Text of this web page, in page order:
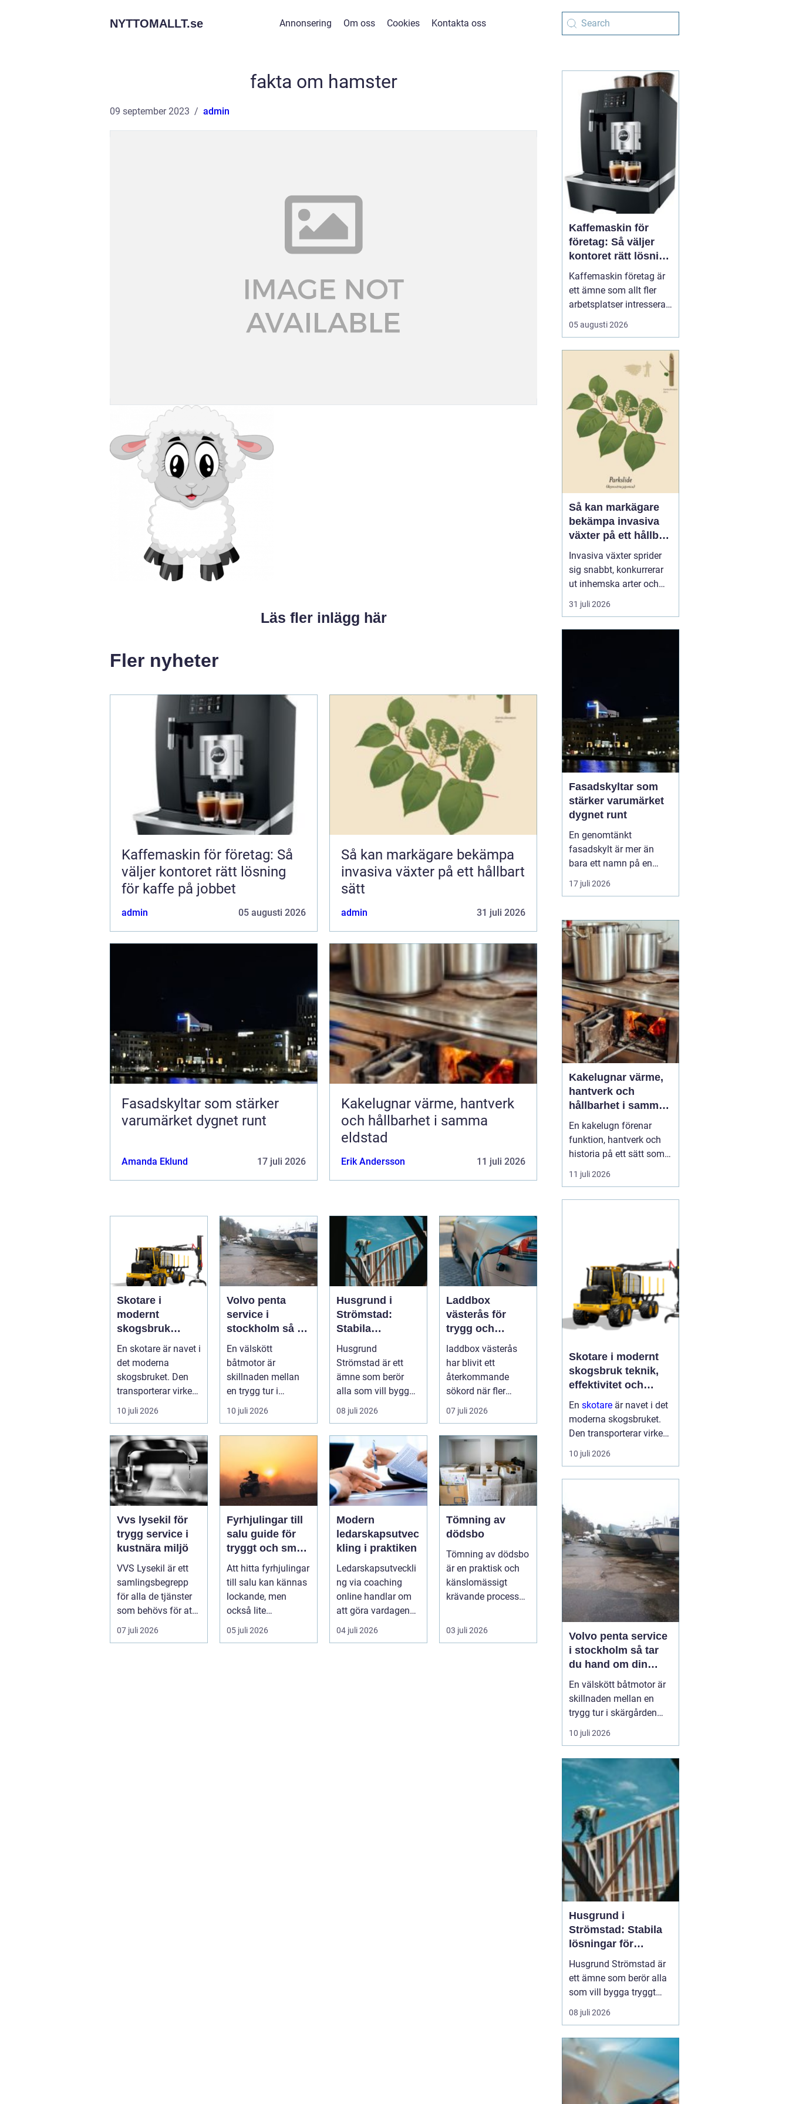
NYTTOMALLT.se Annonsering Om oss Cookies Kontakta oss
fakta om hamster
09 september 2023 admin
Läs fler inlägg här
Fler nyheter
Kaffemaskin för företag: Så
väljer kontoret rätt lösning
för kaffe på jobbet
admin 05 augusti 2026
Så kan markägare bekämpa
invasiva växter på ett hållbart
sätt
admin 31 juli 2026
Fasadskyltar som stärker
varumärket dygnet runt
Amanda Eklund 17 juli 2026
Kakelugnar värme, hantverk
och hållbarhet i samma
eldstad
Erik Andersson 11 juli 2026
Skotare i
modernt
skogsbruk
teknik,
effektivitet och
hållbarhet
En skotare är navet i
det moderna
skogsbruket. Den
transporterar virke
från
avverkningsplatsen
till ...
10 juli 2026
Volvo penta
service i
stockholm så tar
du hand om din
båtmotor på rätt
sätt
En välskött
båtmotor är
skillnaden mellan
en trygg tur i
skärgården och en
sommar fylld av
ofrivilli...
10 juli 2026
Husgrund i
Strömstad:
Stabila
lösningar för
boende vid
kusten
Husgrund
Strömstad är ett
ämne som berör
alla som vill bygga
tryggt och lå...
08 juli 2026
Laddbox
västerås för
trygg och
effektiv
hemmaladdning
laddbox västerås
har blivit ett
återkommande
sökord när fler
elbilsägare vill
ladda hemma på ett
säk...
07 juli 2026
Vvs lysekil för
trygg service i
kustnära miljö
VVS Lysekil är ett
samlingsbegrepp
för alla de tjänster
som behövs för att
vatten, värme och
avlopp ...
07 juli 2026
Fyrhjulingar till
salu guide för
tryggt och smart
köp
Att hitta fyrhjulingar
till salu kan kännas
lockande, men
också lite
överväldigande.
Utbudet är stor...
05 juli 2026
Modern
ledarskapsutvec
kling i praktiken
Ledarskapsutveckli
ng via coaching
online handlar om
att göra vardagen
som chef både mer
h...
04 juli 2026
Tömning av
dödsbo
Tömning av dödsbo
är en praktisk och
känslomässigt
krävande process
möter en gång ell...
03 juli 2026
Kaffemaskin för
företag: Så väljer
kontoret rätt lösning
för kaffe på jobbet
Kaffemaskin företag är
ett ämne som allt fler
arbetsplatser intresserar
sig för när de vill höja
trivsel och effektivitet på
arbetsdagen, och många
medarbetare up...
05 augusti 2026
Så kan markägare
bekämpa invasiva
växter på ett hållbart
sätt
Invasiva växter sprider
sig snabbt, konkurrerar
ut inhemska arter och
kan på sikt förändra hela
ekosystem. De orsakar
man ska agera, utan
hu...
31 juli 2026
Fasadskyltar som
stärker varumärket
dygnet runt
En genomtänkt
fasadskylt är mer än
bara ett namn på en
vägg. Den fungerar som
företagets ansikte utåt,
signalerar kvalitet innan
någon ens har klivit
innanför dörren. F&o...
17 juli 2026
Kakelugnar värme,
hantverk och
hållbarhet i samma
eldstad
En kakelugn förenar
funktion, hantverk och
historia på ett sätt som
få andra
inredningsdetaljer gör.
energikostnader. I en tid
där många söker...
11 juli 2026
Skotare i modernt
skogsbruk teknik,
effektivitet och
hållbarhet
En skotare är navet i det
moderna skogsbruket.
Den transporterar virke
från avverkningsplatsen
till bilväg eller
förhållanden. Rä...
10 juli 2026
Volvo penta service
i stockholm så tar
du hand om din
båtmotor på rätt sätt
En välskött båtmotor är
skillnaden mellan en
trygg tur i skärgården
och en sommar fylld av
ofrivilliga stopp. Många
Stockholmsområdet
använder Volvo Penta,
just eftersom motorerna
är driftsäkra och
anpassade för nordiska
förhållanden. Men ...
10 juli 2026
Husgrund i
Strömstad: Stabila
lösningar för
boende vid kusten
Husgrund Strömstad är
ett ämne som berör alla
som vill bygga tryggt
och långsiktigt nära
havet. Närheten till
och bergig terräng ställer
höga krav på både p...
08 juli 2026